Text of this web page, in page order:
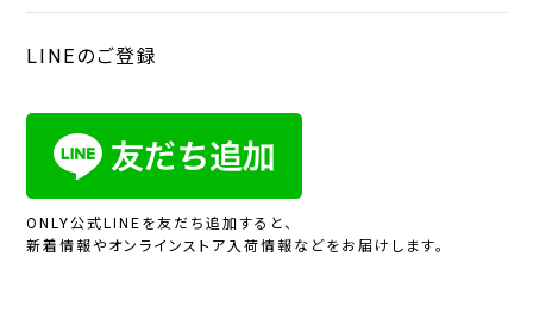
LINEのご登録
ONLY公式LINEを友だち追加すると、
新着情報やオンラインストア入荷情報などをお届けします。